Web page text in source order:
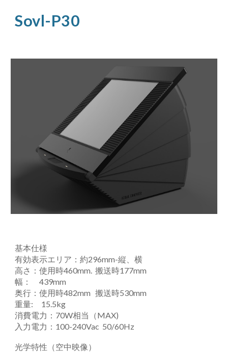
Sovl-P30
基本仕様
有効表示エリア：約296mm-縦、横
高さ：使用時460mm. 搬送時177mm
幅： 439mm
奥行：使用時482mm 搬送時530mm
重量: 15.5kg
消費電力：70W相当（MAX)
入力電力：100-240Vac 50/60Hz
光学特性（空中映像）